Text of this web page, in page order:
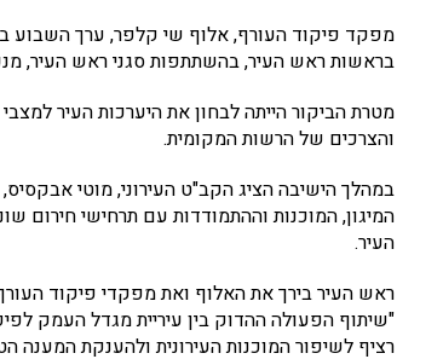
מפקד פיקוד העורף, אלוף שי קלפר, ערך השבוע
בראשות ראש העיר, בהשתתפות סגני ראש העיר,
מטרת הביקור הייתה לבחון את היערכות העיר
והצרכים של הרשות המקומית.
במהלך הישיבה הציג הקב"ט העירוני, מוטי
המיגון, המוכנות וההתמודדות עם תרחישי חירום
העיר.
ראש העיר בירך את האלוף ואת מפקדי פיקוד
"שיתוף הפעולה ההדוק בין עיריית מגדל העמק
רציף לשיפור המוכנות העירונית ולהענקת המענה